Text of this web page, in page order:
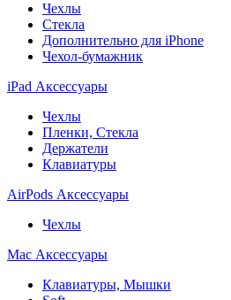
Чехлы
Стекла
Дополнительно для iPhone
Чехол-бумажник
iPad Аксессуары
Чехлы
Пленки, Стекла
Держатели
Клавиатуры
AirPods Аксессуары
Чехлы
Mac Аксессуары
Клавиатуры, Мышки